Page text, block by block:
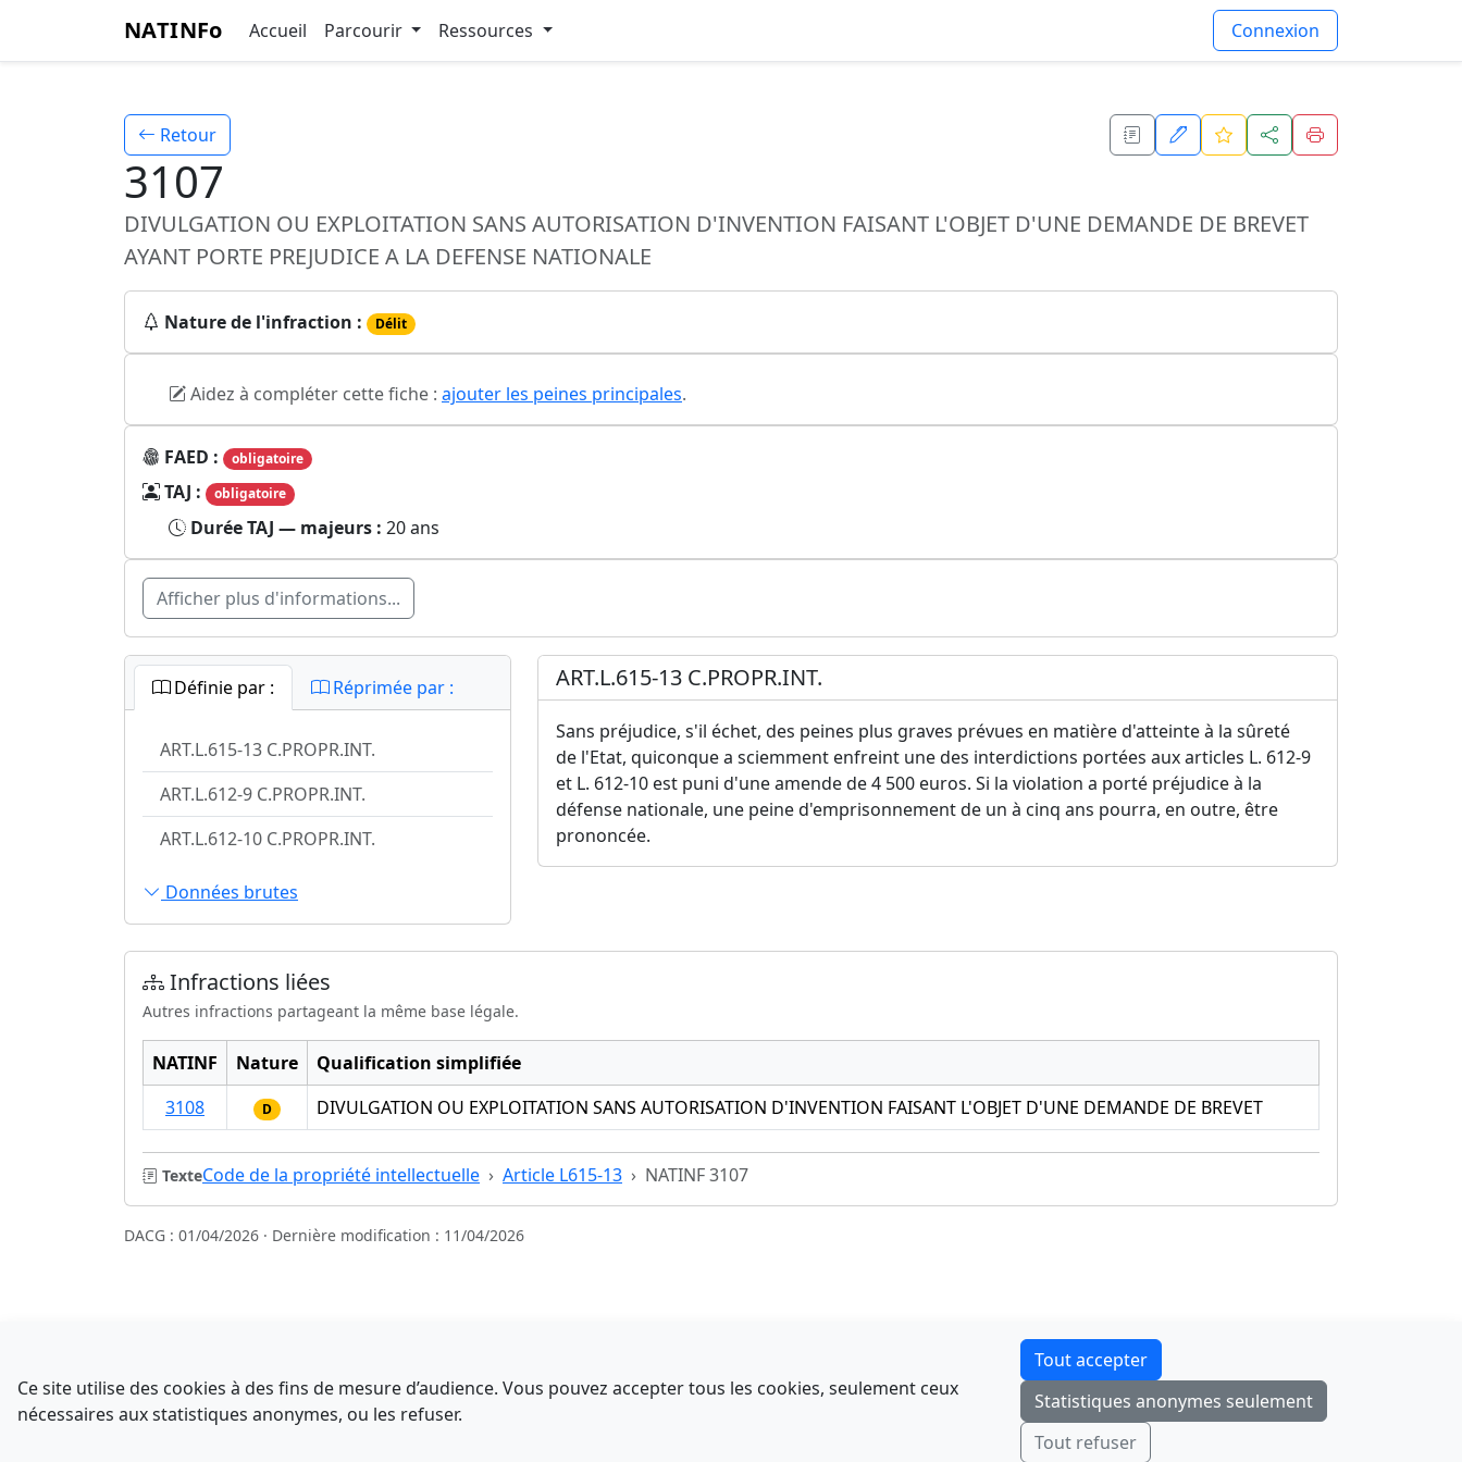
NATINFo Accueil Parcourir Ressources Connexion
Retour
3107
DIVULGATION OU EXPLOITATION SANS AUTORISATION D'INVENTION FAISANT L'OBJET D'UNE DEMANDE DE BREVET
AYANT PORTE PREJUDICE A LA DEFENSE NATIONALE
Nature de l'infraction : Délit
Aidez à compléter cette fiche : ajouter les peines principales.
FAED : obligatoire
TAJ : obligatoire
Durée TAJ — majeurs : 20 ans
Afficher plus d'informations...
Définie par : Réprimée par :
ART.L.615-13 C.PROPR.INT.
ART.L.612-9 C.PROPR.INT.
ART.L.612-10 C.PROPR.INT.
Données brutes
ART.L.615-13 C.PROPR.INT.
Sans préjudice, s'il échet, des peines plus graves prévues en matière d'atteinte à la sûreté
de l'Etat, quiconque a sciemment enfreint une des interdictions portées aux articles L. 612-9
et L. 612-10 est puni d'une amende de 4 500 euros. Si la violation a porté préjudice à la
défense nationale, une peine d'emprisonnement de un à cinq ans pourra, en outre, être
prononcée.
Infractions liées
Autres infractions partageant la même base légale.
NATINF Nature
Qualification simplifiée
3108
D DIVULGATION OU EXPLOITATION SANS AUTORISATION D'INVENTION FAISANT L'OBJET D'UNE DEMANDE DE BREVET
TexteCode de la propriété intellectuelle Article L615-13 NATINF 3107
DACG : 01/04/2026 · Dernière modification : 11/04/2026
NATINFo
data.gouv.fr
F-Droid·App Store·Google Play·Linux
Tchap
Comment avez-vous découvert NATINFo ?
Ce site utilise des cookies à des fins de mesure d’audience. Vous pouvez accepter tous les cookies, seulement ceux
nécessaires aux statistiques anonymes, ou les refuser.
Tout accepter
Statistiques anonymes seulement
Tout refuser